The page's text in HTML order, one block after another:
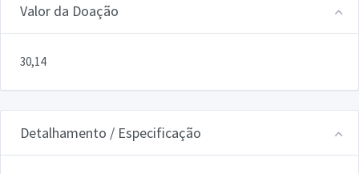
Valor da Doação
30,14
Detalhamento / Especificação